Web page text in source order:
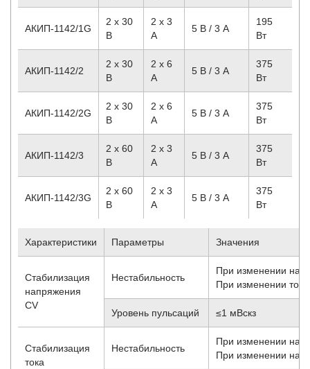
АКИП-1142/1G
2 х 30
B
2 х 3
A
5 В / 3 А
195
Вт
АКИП-1142/2
2 х 30
B
2 х 6
A
5 В / 3 А
375
Вт
АКИП-1142/2G
2 х 30
B
2 х 6
A
5 В / 3 А
375
Вт
АКИП-1142/3
2 х 60
B
2 х 3
A
5 В / 3 А
375
Вт
АКИП-1142/3G
2 х 60
B
2 х 3
A
5 В / 3 А
375
Вт
Характеристики Параметры Значения
Стабилизация
напряжения
CV
Нестабильность
При изменении
При изменении
Уровень пульсаций ≤1 мВскз
Стабилизация
тока
Нестабильность
При изменении
При изменении